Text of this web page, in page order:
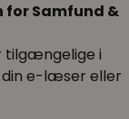
Samfund &
tilgængelige i
e-læser eller